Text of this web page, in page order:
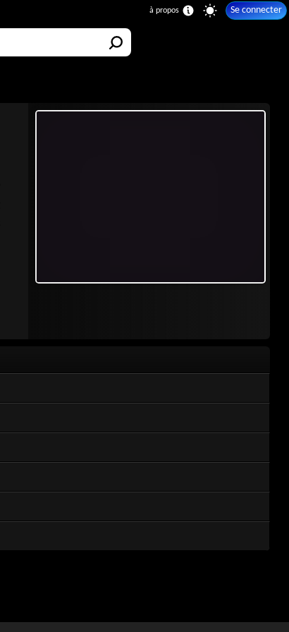
Se connecter